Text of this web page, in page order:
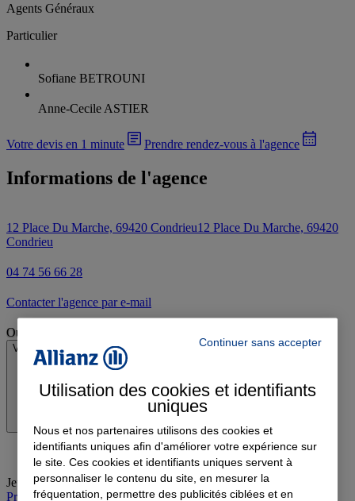
Agents Généraux
Particulier
Sofiane BETROUNI
Anne-Cecile ASTIER
Votre devis en 1 minute Prendre rendez-vous à l'agence
Informations de l'agence
12 Place Du Marche, 69420 Condrieu12 Place Du Marche, 69420
Condrieu
04 74 56 66 28
Contacter l'agence par e-mail
Ouvert
Voir les horaires
Jeudi : 09:00-12:30, 13:30-18:00
Prendre rendez-vous à l'agence
Continuer sans accepter
Utilisation des cookies et identifiants
uniques
Nous et nos partenaires utilisons des cookies et
identifiants uniques afin d'améliorer votre expérience sur
le site. Ces cookies et identifiants uniques servent à
personnaliser le contenu du site, en mesurer la
fréquentation, permettre des publicités ciblées et en